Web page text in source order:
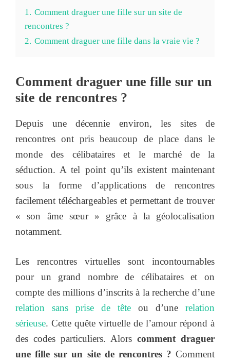
1. Comment draguer une fille sur un site de
rencontres ?
2. Comment draguer une fille dans la vraie vie ?
Comment draguer une fille sur un
site de rencontres ?
Depuis une décennie environ, les sites de
rencontres ont pris beaucoup de place dans le
monde des célibataires et le marché de la
séduction. A tel point qu’ils existent maintenant
sous la forme d’applications de rencontres
facilement téléchargeables et permettant de trouver
« son âme sœur » grâce à la géolocalisation
notamment.
Les rencontres virtuelles sont incontournables
pour un grand nombre de célibataires et on
compte des millions d’inscrits à la recherche d’une
relation sans prise de tête ou d’une relation
sérieuse. Cette quête virtuelle de l’amour répond à
des codes particuliers. Alors comment draguer
une fille sur un site de rencontres ? Comment